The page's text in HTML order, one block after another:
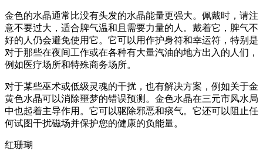
金色的水晶通常比没有头发的水晶能量更强大。佩戴时，请注
意不要过大，适合脾气温和且需要力量的人。戴着它，脾气不
好的人仍会避免使用它。它可以用作护身符和幸运符，特别是
对于那些在夜间工作或在各种有大量汽油的地方出入的人们，
例如医疗场所和特殊商务场所。
对于某些巫术或低级灵魂的干扰，也有解决方案，例如关于金
黄色水晶可以消除噩梦的错误预测。金色水晶在三元市风水局
中也起着主导作用。它可以驱除邪恶和痰气。它还可以阻止任
何试图干扰磁场并保护您的健康的负能量。
红珊瑚